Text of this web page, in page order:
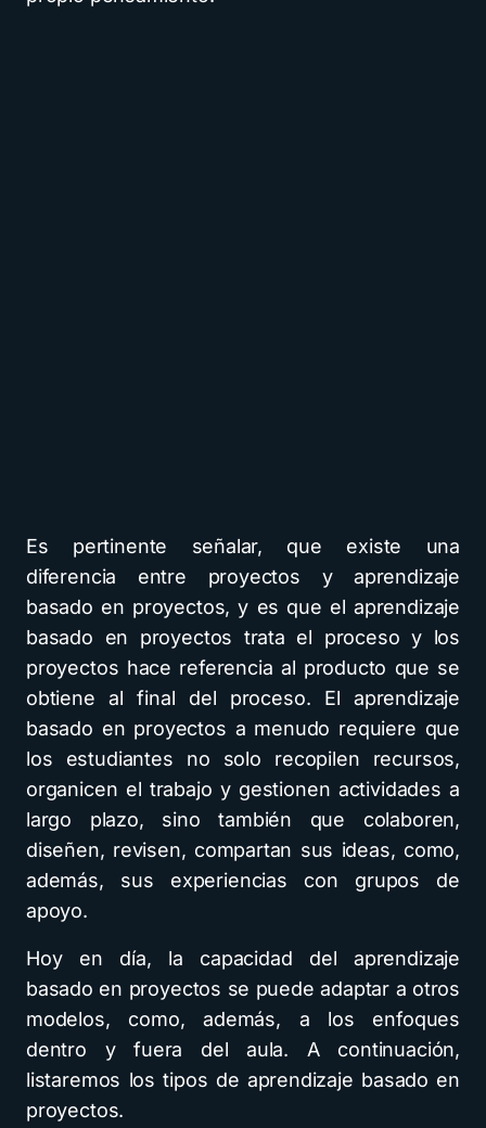
Es pertinente señalar, que existe una
diferencia entre proyectos y aprendizaje
basado en proyectos, y es que el aprendizaje
basado en proyectos trata el proceso y los
proyectos hace referencia al producto que se
obtiene al final del proceso. El aprendizaje
basado en proyectos a menudo requiere que
los estudiantes no solo recopilen recursos,
organicen el trabajo y gestionen actividades a
largo plazo, sino también que colaboren,
diseñen, revisen, compartan sus ideas, como,
además, sus experiencias con grupos de
apoyo.
Hoy en día, la capacidad del aprendizaje
basado en proyectos se puede adaptar a otros
modelos, como, además, a los enfoques
dentro y fuera del aula. A continuación,
listaremos los tipos de aprendizaje basado en
proyectos.